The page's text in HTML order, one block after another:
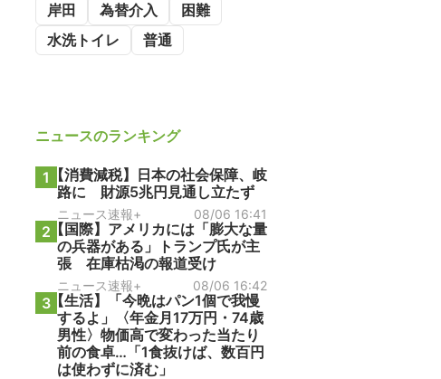
岸田
為替介入
困難
水洗トイレ
普通
ニュースのランキング
1 【消費減税】日本の社会保障、岐
路に 財源5兆円見通し立たず
ニュース速報+ 08/06 16:41
2 【国際】アメリカには「膨大な量
の兵器がある」トランプ氏が主
張 在庫枯渇の報道受け
ニュース速報+ 08/06 16:42
3【生活】「今晩はパン1個で我慢
するよ」〈年金月17万円・74歳
男性〉物価高で変わった当たり
前の食卓…「1食抜けば、数百円
は使わずに済む」